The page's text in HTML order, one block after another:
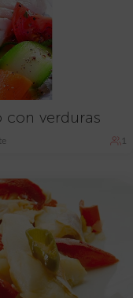
con verduras
1